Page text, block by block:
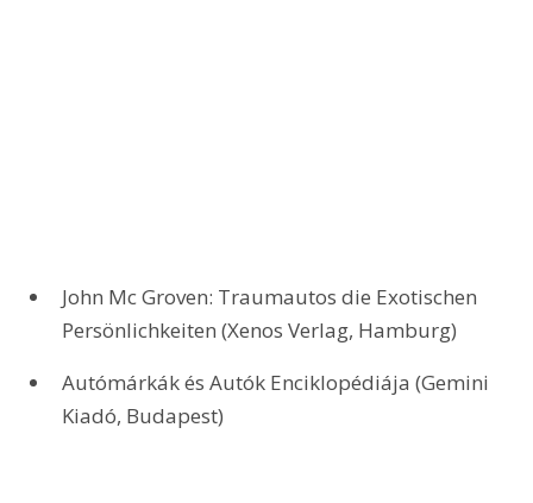
John Mc Groven: Traumautos die Exotischen
Persönlichkeiten (Xenos Verlag, Hamburg)
Autómárkák és Autók Enciklopédiája (Gemini
Kiadó, Budapest)